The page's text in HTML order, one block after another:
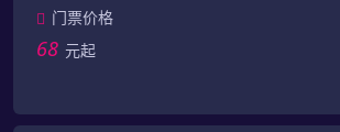
门票价格
68 元起